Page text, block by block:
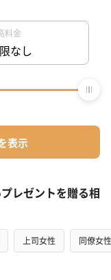
レゼントを贈る相
上司女性 同僚女性